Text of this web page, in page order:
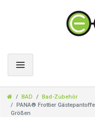
BAD
Bad-Zubehör
PANA® Frottier
Größen